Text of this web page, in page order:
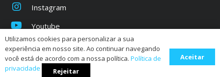
Instagram
Youtube
Quantum |Política de Privacidade
CNPJ:
Utilizamos cookies para personalizar a sua
experiência em nosso site. Ao continuar navegando
você está de acordo com a nossa política. Política de
privacidade
Rejeitar
Aceitar